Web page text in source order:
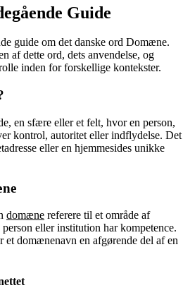
Guide
guide om det danske ord Domæne.
af dette ord, dets anvendelse, og
inden for forskellige kontekster.
en sfære eller et felt, hvor en person,
kontrol, autoritet eller indflydelse. Det
eller en hjemmesides unikke
domæne referere til et område af
eller institution har kompetence.
domænenavn en afgørende del af en